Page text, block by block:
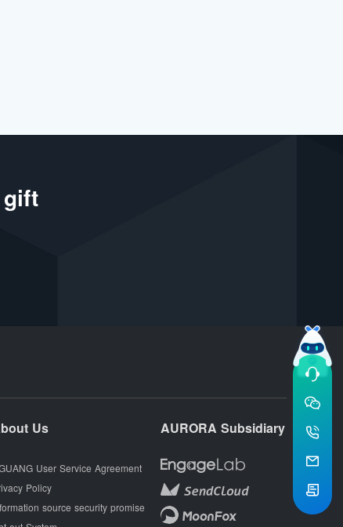
Us
User Service Agreement
Policy
source security promise
AURORA Subsidiary